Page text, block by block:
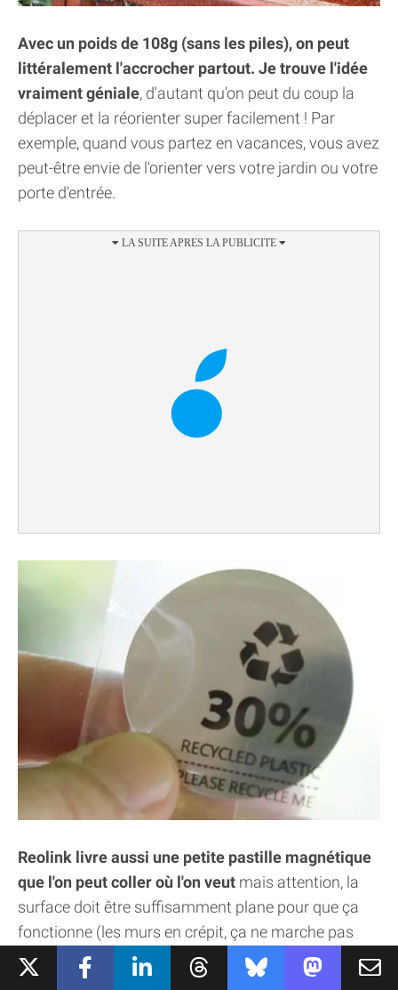
Avec un poids de 108g (sans les piles), on peut
littéralement l'accrocher partout. Je trouve l'idée
vraiment géniale, d'autant qu'on peut du coup la
déplacer et la réorienter super facilement ! Par
exemple, quand vous partez en vacances, vous avez
peut-être envie de l'orienter vers votre jardin ou votre
porte d'entrée.
Reolink livre aussi une petite pastille magnétique
que l'on peut coller où l'on veut mais attention, la
surface doit être suffisamment plane pour que ça
fonctionne (les murs en crépit, ça ne marche pas
très bien !)